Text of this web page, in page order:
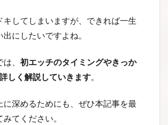
キしてしまいますが、できれば一生
にしたいですよね。
、 初エッチのタイミングやきっか
しく解説していきます。
に深めるためにも、ぜひ本記事を最
てください。